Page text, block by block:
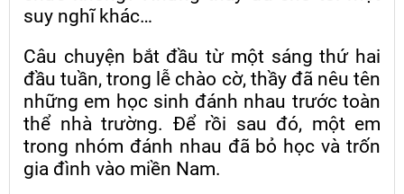
suy nghĩ khác…
Câu chuyện bắt đầu từ một sáng thứ hai
đầu tuần, trong lễ chào cờ, thầy đã nêu tên
những em học sinh đánh nhau trước toàn
thể nhà trường. Để rồi sau đó, một em
trong nhóm đánh nhau đã bỏ học và trốn
gia đình vào miền Nam.